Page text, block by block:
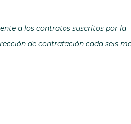
a los contratos suscritos por la
de contratación cada seis